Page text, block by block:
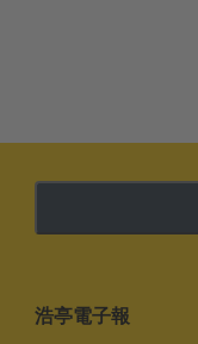
浩亭電子報